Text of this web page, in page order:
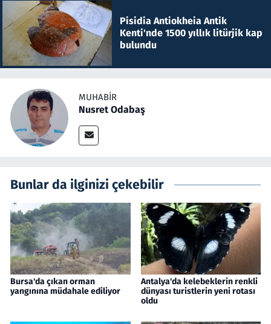
Pisidia Antiokheia Antik
Kenti'nde 1500 yıllık litürjik kap
bulundu
MUHABIR
Nusret Odabaş
Bunlar da ilginizi çekebilir
Bursa'da çıkan orman
yangınına müdahale ediliyor
Antalya'da kelebeklerin renkli
dünyası turistlerin yeni rotası
oldu